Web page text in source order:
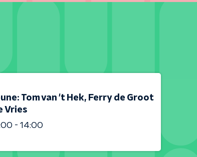
Tom van 't Hek, Ferry de Groot
Vries
- 14:00